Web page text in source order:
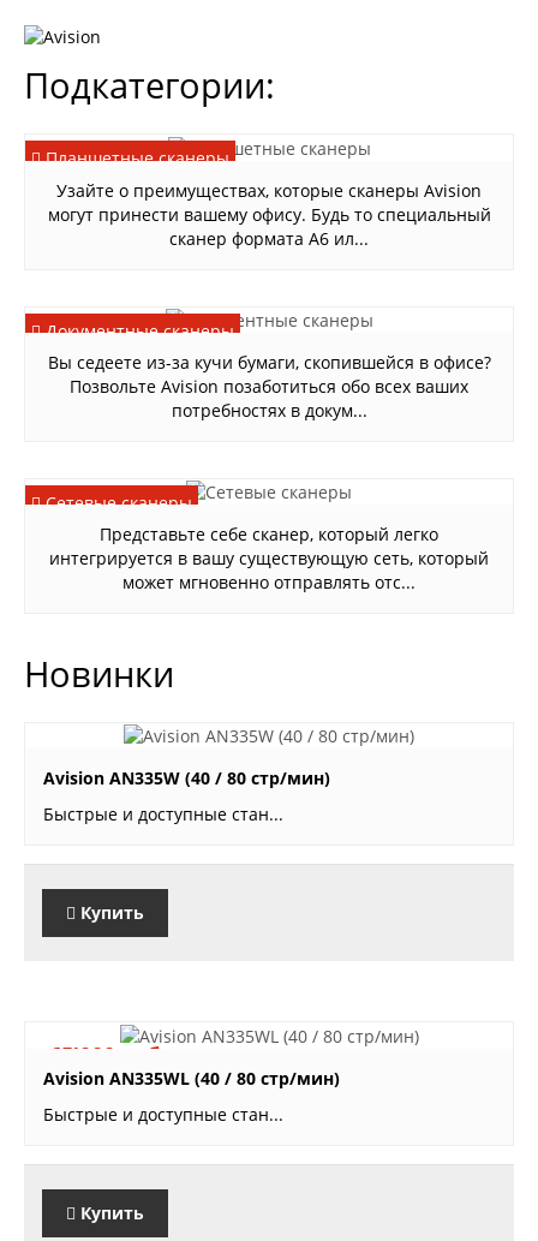
Подкатегории:
Планшетные сканеры
Узайте о преимуществах, которые сканеры Avision
могут принести вашему офису. Будь то специальный
сканер формата A6 ил...
Документные сканеры
Вы седеете из-за кучи бумаги, скопившейся в офисе?
Позвольте Avision позаботиться обо всех ваших
потребностях в докум...
Сетевые сканеры
Представьте себе сканер, который легко
интегрируется в вашу существующую сеть, который
может мгновенно отправлять отс...
Новинки
Avision AN335W (40 / 80 стр/мин)
Быстрые и доступные стан...
Купить
65'000 руб.
Avision AN335WL (40 / 80 стр/мин)
Быстрые и доступные стан...
Купить